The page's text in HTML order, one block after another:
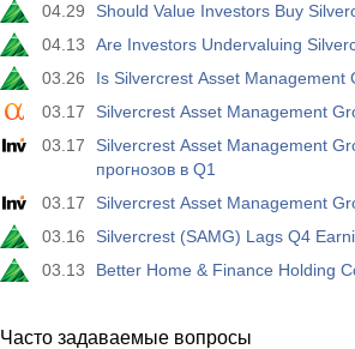
04.29
Should Value Investors Buy
04.13
Are Investors Undervaluing
03.26
Is Silvercrest Asset Management
03.17
Silvercrest Asset Management
03.17
Silvercrest Asset Management
прогнозов в Q1
03.17
Silvercrest Asset Management
03.16
Silvercrest (SAMG) Lags Q4
03.13
Better Home & Finance Holding
Часто задаваемые вопросы